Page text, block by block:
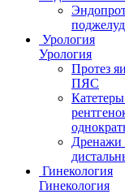
Урология
Урология
Протез
ПЯС
Дренажи
Гинекология
Гинекология